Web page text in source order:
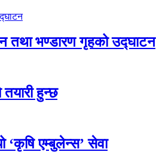
तथा भण्डारण गृहको उद्घाटन
हुन्छ
‘कृषि एम्बुलेन्स’ सेवा